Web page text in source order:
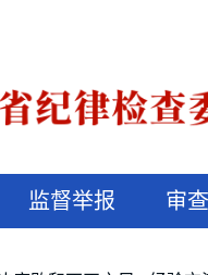
监督举报 审